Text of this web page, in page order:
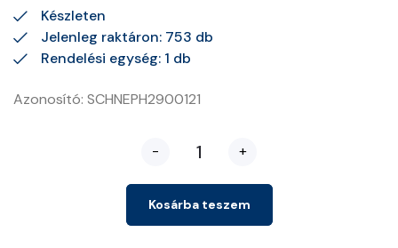
Készleten
Jelenleg raktáron: 753 db
Rendelési egység: 1 db
Azonosító: SCHNEPH2900121
- +
Kosárba teszem